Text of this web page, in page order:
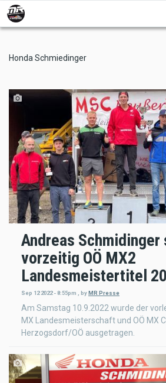
Skip
to
main
Honda Schmiedinger
Andreas
vorzeitig OÖ MX2
Landesmeistertitel
Sep 12 2022 - 8:55pm , by MR Presse
Am Samstag 10.9.2022 wurde der
MX Landesmeisterschaft und OÖ MX
Herzogsdorf/OÖ ausgetragen.